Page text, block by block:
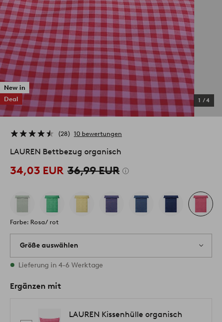
New in
Deal
1 /4
28 10 bewertungen
LAUREN Bettbezug organisch
34,03 EUR 36,99 EUR
Farbe: Rosa/ rot
Größe auswählen
Alle Größen vorrätig
Lieferung in 4-6 Werktage
Ergänzen mit
LAUREN Kissenhülle organisch